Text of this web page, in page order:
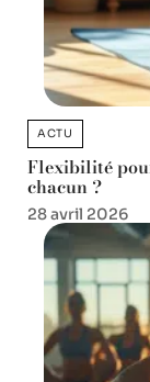
ACTU
Flexibilité
chacun ?
28 avril 2026